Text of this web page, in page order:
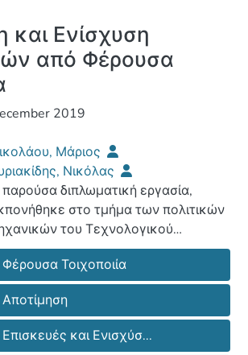
και Ενίσχυση
από Φέρουσα
2019
Μάριος
Νικόλας
διπλωματική εργασία,
στο τμήμα των πολιτικών
του Τεχνολογικού
Κύπρου όπου και
θέματα αποτίμησης και
κατασκευών από φέρουσα
με αναφορές στους
κανονισμούς στο Ελληνικό
Κυπριακό χώρο. Παρουσιάζονται
Φέρουσα Τοιχοποιία
Αποτίμηση
Επισκευές και Ενισχύσ...